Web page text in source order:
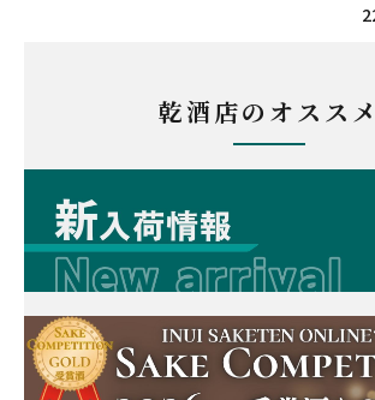
乾酒店のオススメ